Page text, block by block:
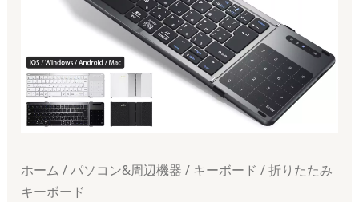
ホーム /パソコン&周辺機器 / キーボード / 折りたたみ
キーボード